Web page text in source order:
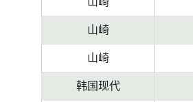
山崎
山崎
韩国现代